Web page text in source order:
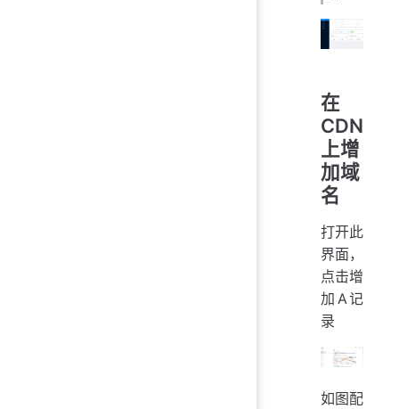
在
CDN
上增
加域
名
打开此
界面，
点击增
加A记
录
如图配